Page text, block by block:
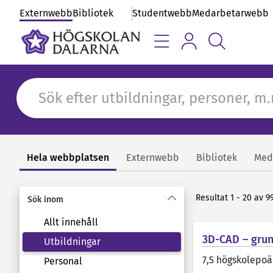
ExternwebbBibliotek StudentwebbMedarbetarwebb
Hela webbplatsen Externwebb Bibliotek
Sök inom
Allt innehåll
Utbildningar
Personal
Resultat 1 - 20 av
3D-CAD –
7,5